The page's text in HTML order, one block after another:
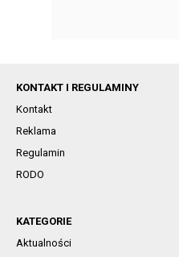
KONTAKT I REGULAMINY
Kontakt
Reklama
Regulamin
RODO
KATEGORIE
Aktualności